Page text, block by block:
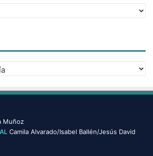
Muñoz
Camila Alvarado/Isabel Ballén/Jesús David